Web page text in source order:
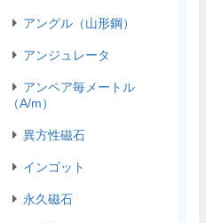
アングル（山形鋼）
アンジュレータ
アンペア毎メートル
（A/m）
異方性磁石
インゴット
永久磁石